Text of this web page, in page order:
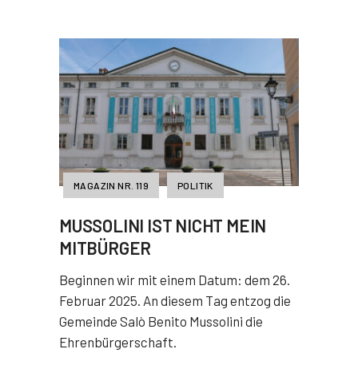
MAGAZIN NR. 119 POLITIK
MUSSOLINI IST NICHT MEIN
MITBÜRGER
Beginnen wir mit einem Datum: dem 26.
Februar 2025. An diesem Tag entzog die
Gemeinde Salò Benito Mussolini die
Ehrenbürgerschaft.